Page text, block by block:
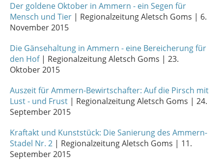
Der goldene Oktober in Ammern - ein Segen für
Mensch und Tier | Regionalzeitung Aletsch Goms | 6.
November 2015
Die Gänsehaltung in Ammern - eine Bereicherung für
den Hof| Regionalzeitung Aletsch Goms | 23.
Oktober 2015
Auszeit für Ammern-Bewirtschafter: Auf die Pirsch mit
Lust - und Frust | Regionalzeitung Aletsch Goms | 24.
September 2015
Kraftakt und Kunststück: Die Sanierung des Ammern-
Stadel Nr. 2 | Regionalzeitung Aletsch Goms | 11.
September 2015